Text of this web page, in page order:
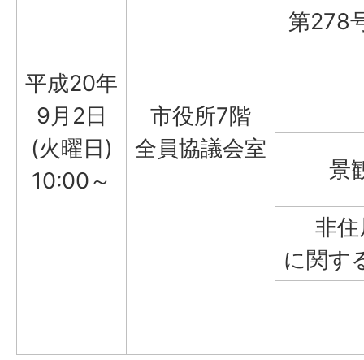
平成20年
9月2日
(火曜日)
10:00～
市役所7階
全員協議会室
第278
景
非
に関す